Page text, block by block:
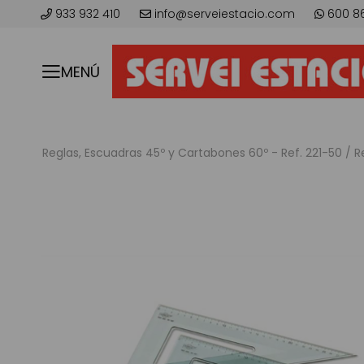
933 932 410 info@serveiestacio.com 600
MENÚ
Reglas, Escuadras 45º y Cartabones 60º - Ref. 221-50 /